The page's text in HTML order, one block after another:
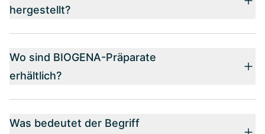
hergestellt?
Wo sind BIOGENA-Präparate
erhältlich?
Was bedeutet der Begriff